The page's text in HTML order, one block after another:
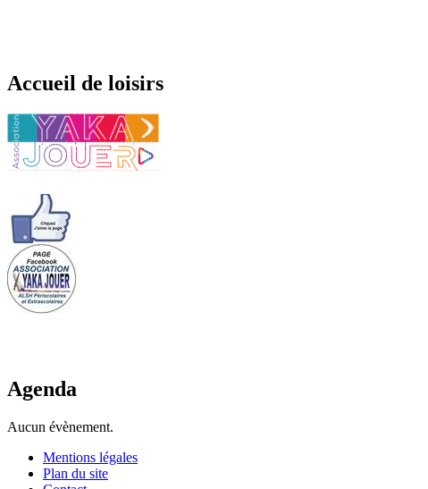
Accueil de loisirs
Agenda
Aucun évènement.
Mentions légales
Plan du site